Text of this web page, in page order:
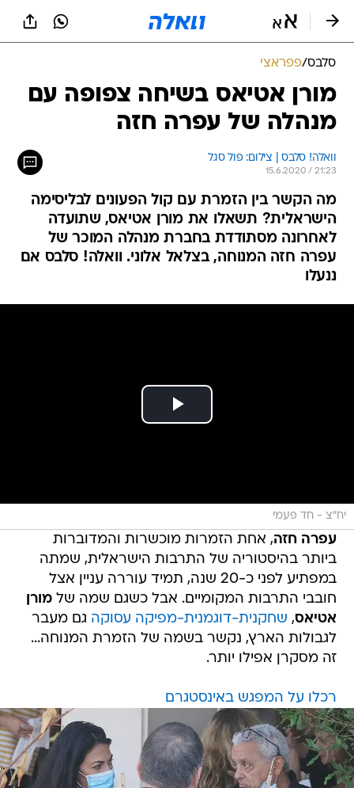
סלבס/פפראצי
מורן אטיאס בשיחה צפופה עם
מנהלה של עפרה חזה
וואלה! סלבס | צילום: פול סגל
15.6.2020 / 21:23
מה הקשר בין הזמרת עם קול הפעונים לבליסימה
הישראלית? תשאלו את מורן אטיאס, שתועדה
לאחרונה מסתודדת בחברת מנהלה המוכר של
עפרה חזה המנוחה, בצלאל אלוני. וואלה! סלבס אם
ננעלו
יח"צ - חד פעמי
עפרה חזה, אחת הזמרות מוכשרות והמדוברות
ביותר בהיסטוריה של התרבות הישראלית, שמתה
במפתיע לפני כ-20 שנה, תמיד עוררה עניין אצל
חובבי התרבות המקומיים. אבל כשגם שמה שלמורן
אטיאס, שחקנית-דוגמנית-מפיקה עסוקה גם מעבר
לגבולות הארץ, נקשר בשמה של הזמרת המנוחה...
זה מסקרן אפילו יותר.
רכלו על המפגש באינסטגרם